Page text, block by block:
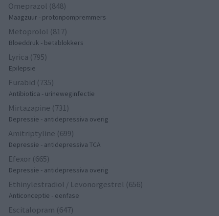
Omeprazol (848)
Maagzuur - protonpompremmers
Metoprolol (817)
Bloeddruk - betablokkers
Lyrica (795)
Epilepsie
Furabid (735)
Antibiotica - urineweginfectie
Mirtazapine (731)
Depressie - antidepressiva overig
Amitriptyline (699)
Depressie - antidepressiva TCA
Efexor (665)
Depressie - antidepressiva overig
Ethinylestradiol / Levonorgestrel (656)
Anticonceptie - eenfase
Escitalopram (647)